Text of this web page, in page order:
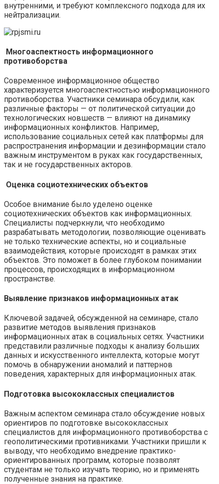
внутренними, и требуют комплексного подхода для их
нейтрализации.
Многоаспектность информационного
противоборства
Современное информационное общество
характеризуется многоаспектностью информационного
противоборства. Участники семинара обсудили, как
различные факторы — от политической ситуации до
технологических новшеств — влияют на динамику
информационных конфликтов. Например,
использование социальных сетей как платформы для
распространения информации и дезинформации стало
важным инструментом в руках как государственных,
так и не государственных акторов.
Оценка социотехнических объектов
Особое внимание было уделено оценке
социотехнических объектов как информационных.
Специалисты подчеркнули, что необходимо
разрабатывать методологии, позволяющие оценивать
не только технические аспекты, но и социальные
взаимодействия, которые происходят в рамках этих
объектов. Это поможет в более глубоком понимании
процессов, происходящих в информационном
пространстве.
Выявление признаков информационных атак
Ключевой задачей, обсужденной на семинаре, стало
развитие методов выявления признаков
информационных атак в социальных сетях. Участники
представили различные подходы к анализу больших
данных и искусственного интеллекта, которые могут
помочь в обнаружении аномалий и паттернов
поведения, характерных для информационных атак.
Подготовка высококлассных специалистов
Важным аспектом семинара стало обсуждение новых
ориентиров по подготовке высококлассных
специалистов для информационного противоборства с
геополитическими противниками. Участники пришли к
выводу, что необходимо внедрение практико-
ориентированных программ, которые позволят
студентам не только изучать теорию, но и применять
полученные знания на практике.